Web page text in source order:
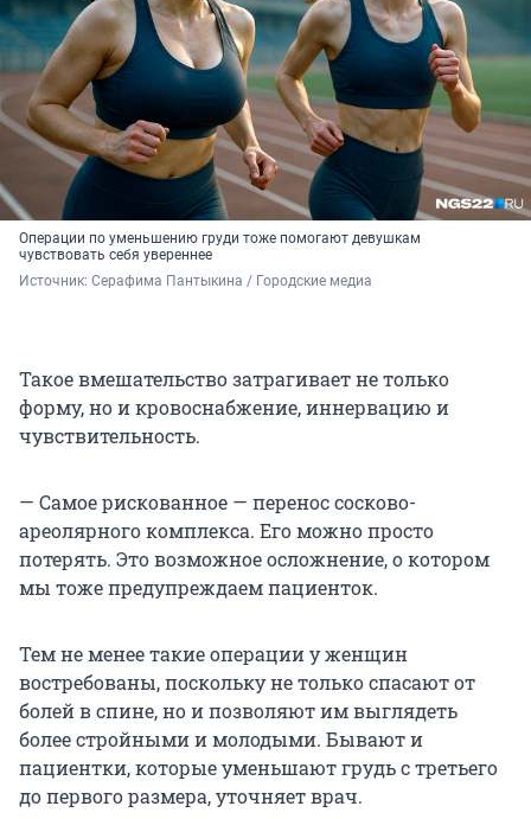
Операции по уменьшению груди тоже помогают девушкам
чувствовать себя увереннее
Источник: Серафима Пантыкина / Городские медиа
Такое вмешательство затрагивает не только
форму, но и кровоснабжение, иннервацию и
чувствительность.
— Самое рискованное — перенос сосково-
ареолярного комплекса. Его можно просто
потерять. Это возможное осложнение, о котором
мы тоже предупреждаем пациенток.
Тем не менее такие операции у женщин
востребованы, поскольку не только спасают от
болей в спине, но и позволяют им выглядеть
более стройными и молодыми. Бывают и
пациентки, которые уменьшают грудь с третьего
до первого размера, уточняет врач.